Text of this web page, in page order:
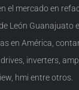
el mercado en
León Guanajuato
en América,
inverters,
hmi entre otros.